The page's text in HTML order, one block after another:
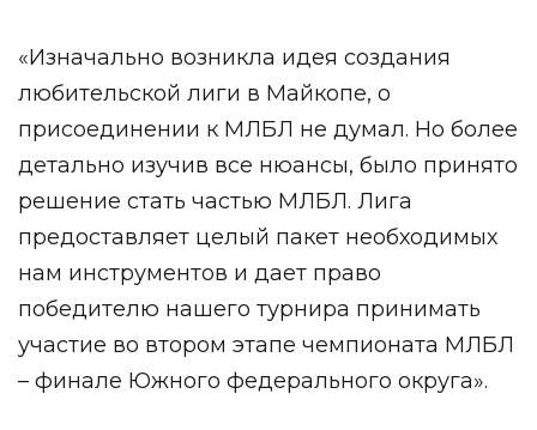
«Изначально возникла идея создания
любительской лиги в Майкопе, о
присоединении к МЛБЛ не думал. Но более
детально изучив все нюансы, было принято
решение стать частью МЛБЛ. Лига
предоставляет целый пакет необходимых
нам инструментов и дает право
победителю нашего турнира принимать
участие во втором этапе чемпионата МЛБЛ
– финале Южного федерального округа».